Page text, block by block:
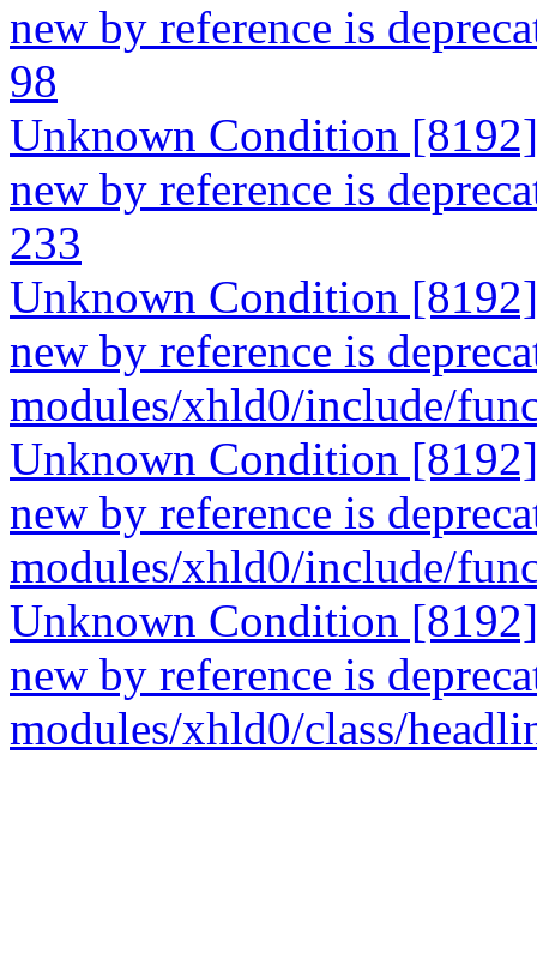
new by reference is
98
Unknown Condition
new by reference is
233
Unknown Condition
new by reference is
modules/xhld0/include/
Unknown Condition
new by reference is
modules/xhld0/include/
Unknown Condition
new by reference is
modules/xhld0/class/